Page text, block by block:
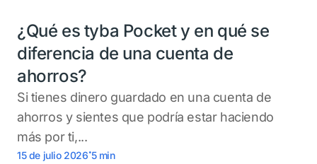
¿Qué es tyba Pocket y en qué se
diferencia de una cuenta de
ahorros?
Si tienes dinero guardado en una cuenta de
ahorros y sientes que podría estar haciendo
más por ti,...
15 de julio 2026.5 min